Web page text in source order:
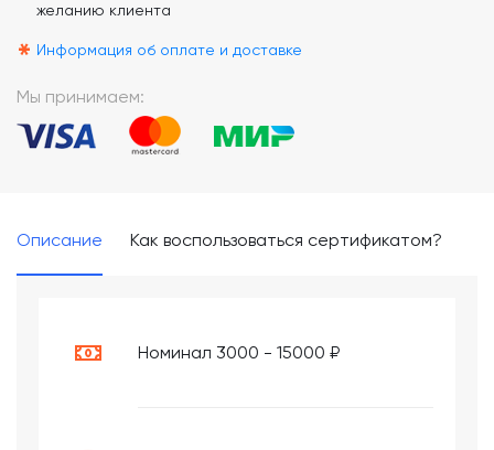
желанию клиента
* Информация об оплате и доставке
Мы принимаем:
Описание Как воспользоваться сертификатом?
Номинал 3000 - 15000 ₽